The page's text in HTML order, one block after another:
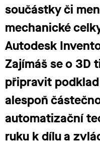
součástky či
mechanické
Autodesk
Zajímáš se o 3D
připravit
alespoň
automatizační
ruku k dílu a